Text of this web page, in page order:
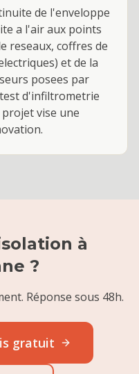
de l'enveloppe
a l'air aux points
reseaux, coffres de
et de la
posees par
d'infiltrometrie
vise une
à
?
Réponse sous 48h.
gratuit